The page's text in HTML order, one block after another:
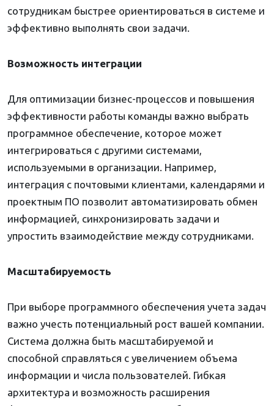
сотрудникам быстрее ориентироваться в системе и
эффективно выполнять свои задачи.
Возможность интеграции
Для оптимизации бизнес-процессов и повышения
эффективности работы команды важно выбрать
программное обеспечение, которое может
интегрироваться с другими системами,
используемыми в организации. Например,
интеграция с почтовыми клиентами, календарями и
проектным ПО позволит автоматизировать обмен
информацией, синхронизировать задачи и
упростить взаимодействие между сотрудниками.
Масштабируемость
При выборе программного обеспечения учета задач
важно учесть потенциальный рост вашей компании.
Система должна быть масштабируемой и
способной справляться с увеличением объема
информации и числа пользователей. Гибкая
архитектура и возможность расширения